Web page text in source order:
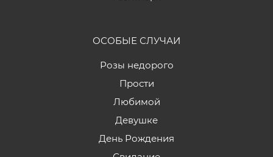
ОСОБЫЕ СЛУЧАИ
Розы недорого
Прости
Любимой
Девушке
День Рождения